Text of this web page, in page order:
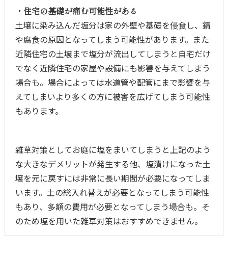
・住宅の基礎が痛む可能性がある
土壌に染み込んだ塩分は家の外壁や基礎を侵食し、錆
や腐食の原因となってしまう可能性があります。また
近隣住宅の土壌まで塩分が流出してしまうと自宅だけ
でなく近隣住宅の家屋や設備にも影響を与えてしまう
場合も。場合によっては水道管や配管にまで影響を与
えてしまいより多くの方に被害を広げてしまう可能性
もあります。
雑草対策としてお庭に塩をまいてしまうと上記のよう
な大きなデメリットが発生する他、塩漬けになった土
壌を元に戻すには非常に長い期間が必要になってしま
います。土の総入れ替えが必要となってしまう可能性
もあり、多額の費用が必要となってしまう場合も。そ
のため塩を用いた雑草対策はおすすめできません。